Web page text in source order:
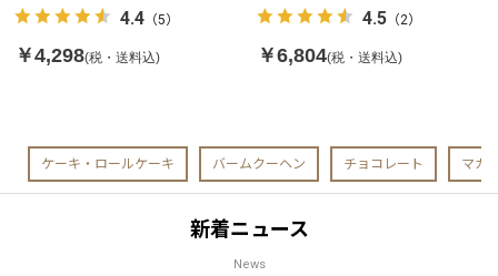
4.4 （5）
￥4,298(税・送料込)
4.5（2）
￥6,804(税・送料込)
ケーキ・ロールケーキ バームクーヘン チョコレート マカ
新着ニュース
News